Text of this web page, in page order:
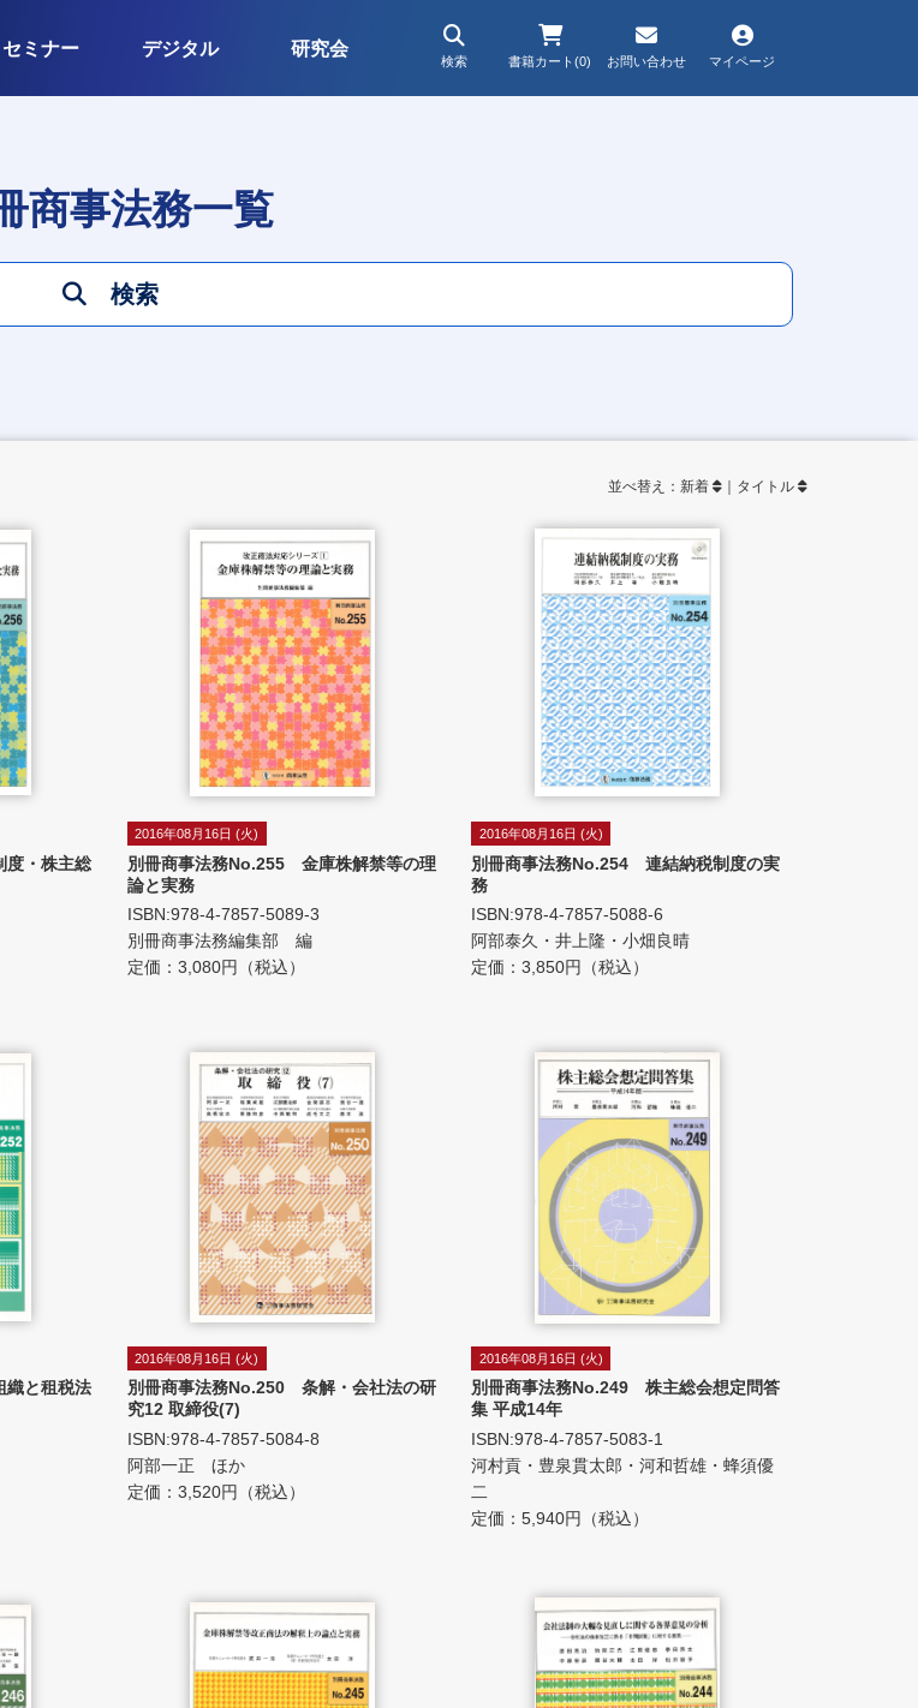
検索 書籍カート(0) お問い合わせ マイページ
セミナー デジタル 研究会
商事法務一覧
検索
並べ替え： 新着 タイトル
・株主総
2016年08月16日 (火)
別冊商事法務No.255 金庫株解禁等の理
論と実務
ISBN:978-4-7857-5089-3
別冊商事法務編集部 編
定価：3,080円（税込）
2016年08月16日 (火)
別冊商事法務No.254 連結納税制度の実
務
ISBN:978-4-7857-5088-6
阿部泰久・井上隆・小畑良晴
定価：3,850円（税込）
と租税法
2016年08月16日 (火)
別冊商事法務No.250 条解・会社法の研
究12 取締役(7)
ISBN:978-4-7857-5084-8
阿部一正 ほか
定価：3,520円（税込）
2016年08月16日 (火)
別冊商事法務No.249 株主総会想定問答
集 平成14年
ISBN:978-4-7857-5083-1
河村貢・豊泉貫太郎・河和哲雄・蜂須優
二
定価：5,940円（税込）